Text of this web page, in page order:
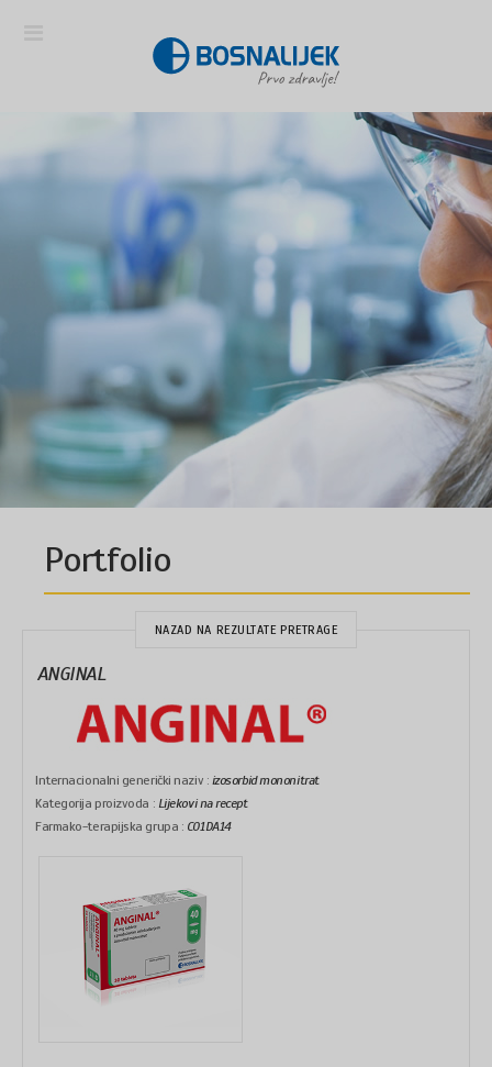
Portfolio
NAZAD NA REZULTATE PRETRAGE
ANGINAL
Internacionalni generički naziv : izosorbid mononitrat
Kategorija proizvoda : Lijekovi na recept
Farmako-terapijska grupa : C01DA14